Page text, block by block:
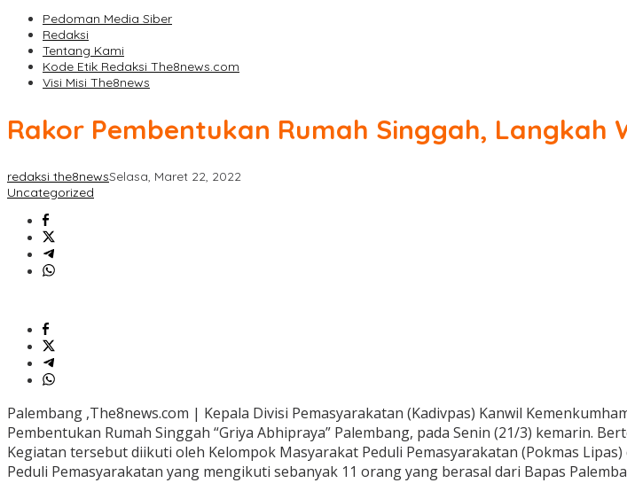
Pedoman Media Siber
Redaksi
Tentang Kami
Kode Etik Redaksi The8news.com
Visi Misi The8news
Rakor Pembentukan Rumah Singgah, Langkah
redaksi the8newsSelasa, Maret 22, 2022
Uncategorized
Palembang ,The8news.com | Kepala Divisi Pemasyarakatan (Kadivpas) Kanwil
Pembentukan Rumah Singgah “Griya Abhipraya” Palembang, pada Senin (21/3) kemarin.
Kegiatan tersebut diikuti oleh Kelompok Masyarakat Peduli Pemasyarakatan (Pokmas
Peduli Pemasyarakatan yang mengikuti sebanyak 11 orang yang berasal dari Bapas